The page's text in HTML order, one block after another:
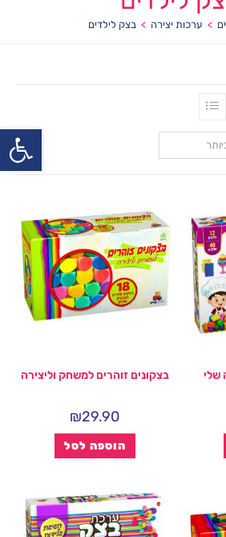
> ערכות יצירה > בצק לילדים
שלי בצקונים זוהרים למשחק וליצירה
₪29.90
הוספה לסל